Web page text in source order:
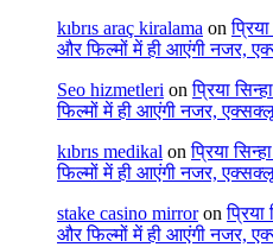
kıbrıs araç kiralama on
और फिल्मों में ही आएंगी नजर,
Seo hizmetleri onप्रिया
फिल्मों में ही आएंगी नजर,
kıbrıs medikal onप्रिया
फिल्मों में ही आएंगी नजर,
stake casino mirroronप्रिया
और फिल्मों में ही आएंगी नजर,